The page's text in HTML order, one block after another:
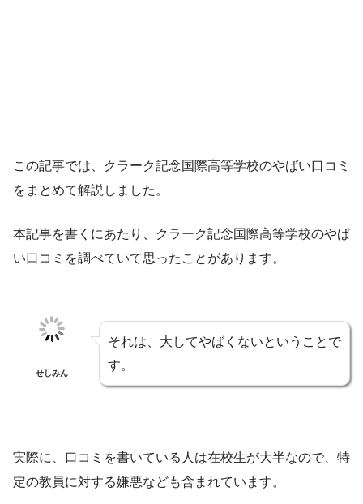
この記事では、クラーク記念国際高等学校のやばい口コミ
をまとめて解説しました。
本記事を書くにあたり、クラーク記念国際高等学校のやば
い口コミを調べていて思ったことがあります。
せしみん
それは、大してやばくないということで
す。
実際に、口コミを書いている人は在校生が大半なので、特
定の教員に対する嫌悪なども含まれています。